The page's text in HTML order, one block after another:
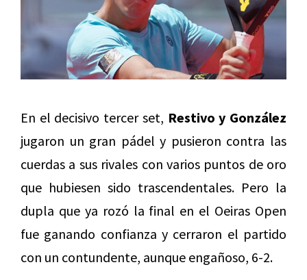
En el decisivo tercer set, Restivo y González
jugaron un gran pádel y pusieron contra las
cuerdas a sus rivales con varios puntos de oro
que hubiesen sido trascendentales. Pero la
dupla que ya rozó la final en el Oeiras Open
fue ganando confianza y cerraron el partido
con un contundente, aunque engañoso, 6-2.